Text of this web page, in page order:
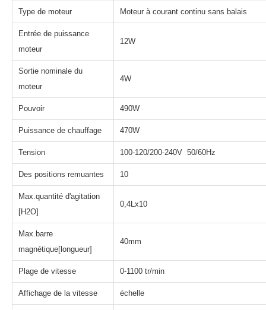
Type de moteur Moteur à courant continu sans balais
Entrée de puissance
moteur
12W
Sortie nominale du
moteur
4W
Pouvoir 490W
Puissance de chauffage 470W
Tension 100-120/200-240V 50/60Hz
Des positions remuantes 10
Max.quantité d'agitation
[H2O]
0,4Lx10
Max.barre
magnétique[longueur]
40mm
Plage de vitesse 0-1100 tr/min
Affichage de la vitesse échelle